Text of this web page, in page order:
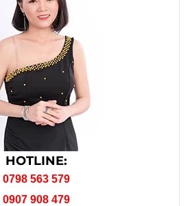
HOTLINE:
0798 563 579
0907 908 479